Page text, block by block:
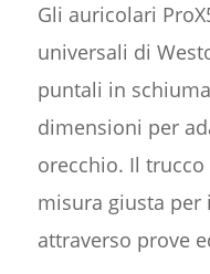
Gli auricolari
universali di
puntali in
dimensioni per
orecchio. Il
misura giusta
attraverso prove